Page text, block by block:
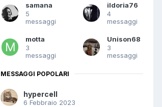
samana
5
messaggi
ildoria76
4
messaggi
motta
3
messaggi
Unison68
3
messaggi
MESSAGGI POPOLARI
hypercell
6 Febbraio 2023